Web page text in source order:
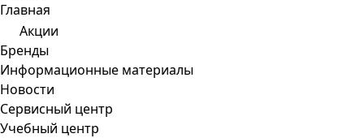
Главная
Акции
Бренды
Информационные материалы
Новости
Сервисный центр
Учебный центр